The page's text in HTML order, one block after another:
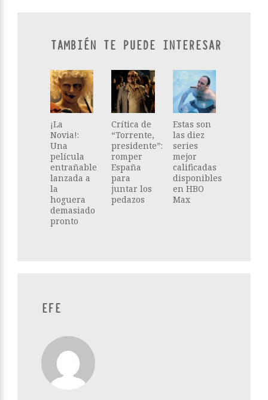
TAMBIÉN TE PUEDE INTERESAR
¡La
Novia!:
Una
película
entrañable
lanzada a
la
hoguera
demasiado
pronto
Crítica de
“Torrente,
presidente”:
romper
España
para
juntar los
pedazos
Estas son
las diez
series
mejor
calificadas
disponibles
en HBO
Max
EFE